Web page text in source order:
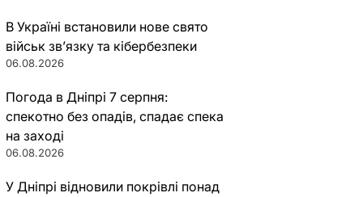
В Україні встановили нове свято
військ зв’язку та кібербезпеки
06.08.2026
Погода в Дніпрі 7 серпня:
спекотно без опадів, спадає спека
на заході
06.08.2026
У Дніпрі відновили покрівлі понад